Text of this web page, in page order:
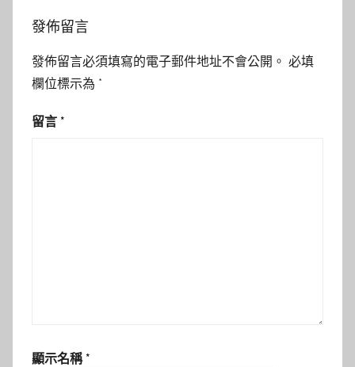
發佈留言
發佈留言必須填寫的電子郵件地址不會公開。 必填
欄位標示為 *
留言 *
顯示名稱 *